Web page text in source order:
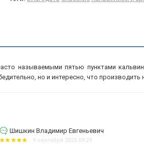
называемыми пятью пунктами
но и интересно, что производить
Шишкин Владимир Евгеньевич
9 сентября 2025 09:29